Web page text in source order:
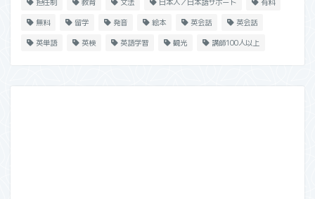
無料 留学 発音 絵本 英会話 英会話
英単語 英検 英語学習 観光 講師100人以上